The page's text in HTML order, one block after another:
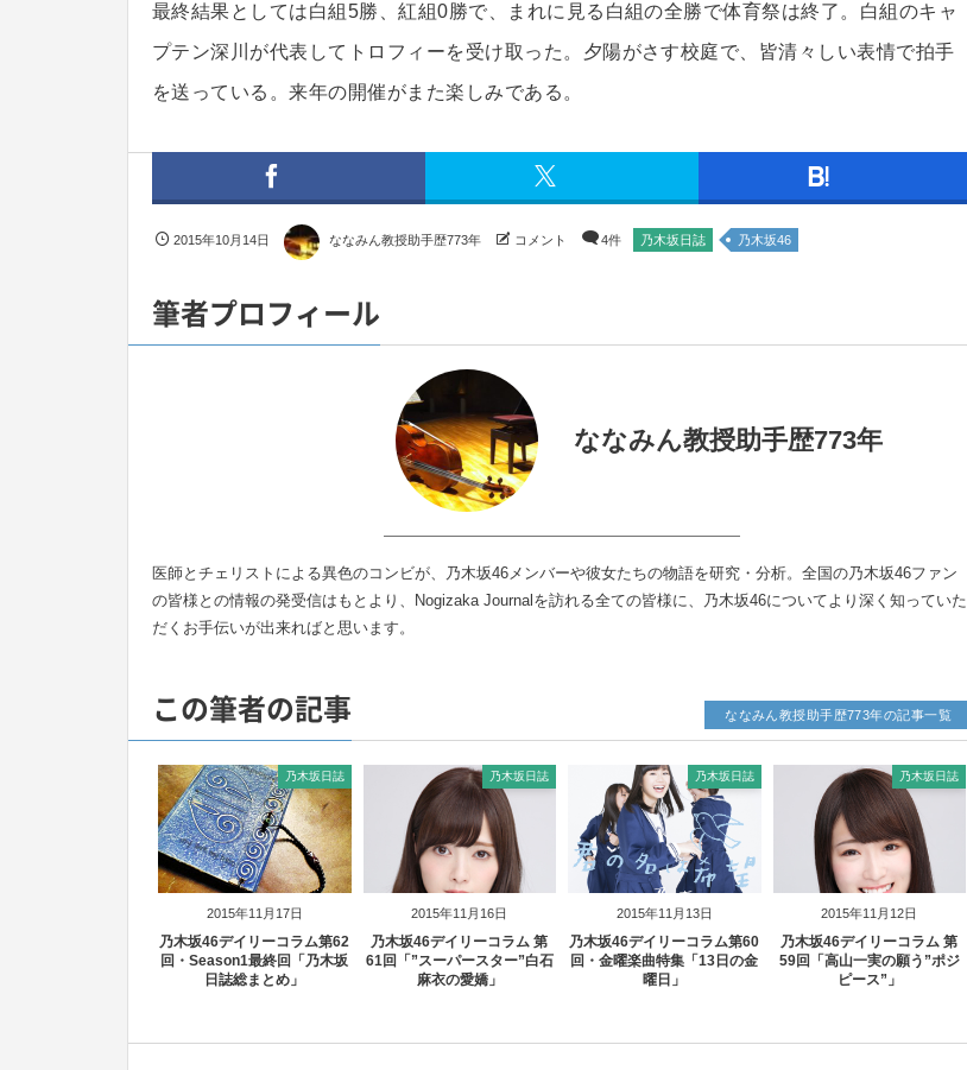
最終結果としては白組5勝、紅組0勝で、まれに見る白組の全勝で体育祭は終了。白組のキャ
プテン深川が代表してトロフィーを受け取った。夕陽がさす校庭で、皆清々しい表情で拍手
を送っている。来年の開催がまた楽しみである。
2015年10月14日 ななみん教授助手歴773年 コメント 4件 乃木坂日誌 乃木坂46
筆者プロフィール
ななみん教授助手歴773年
医師とチェリストによる異色のコンビが、乃木坂46メンバーや彼女たちの物語を研究・分析。全国の乃木坂46ファン
の皆様との情報の発受信はもとより、Nogizaka Journalを訪れる全ての皆様に、乃木坂46についてより深く知っていた
だくお手伝いが出来ればと思います。
この筆者の記事
2015年11月17日
乃木坂日誌
乃木坂46デイリーコラム第62
回・Season1最終回「乃木坂
日誌総まとめ」
2015年11月16日
乃木坂日誌
乃木坂46デイリーコラム 第
61回「”スーパースター”白石
麻衣の愛嬌」
2015年11月13日
乃木坂日誌
乃木坂46デイリーコラム第60
回・金曜楽曲特集「13日の金
曜日」
2015年11月12日
乃木坂日誌
乃木坂46デイリーコラム 第
59回「高山一実の願う”ポジ
ピース”」
ななみん教授助手歴773年の記事一覧